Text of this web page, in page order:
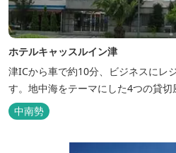
ホテルキャッスルイン津
津ICから車で約10分、ビジネスにレ
す。地中海をテーマにした4つの貸切
中南勢